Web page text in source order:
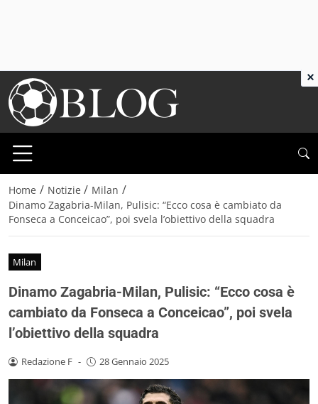
Home / Notizie / Milan /
Dinamo Zagabria-Milan, Pulisic: “Ecco cosa è cambiato da
Fonseca a Conceicao”, poi svela l’obiettivo della squadra
Milan
Dinamo Zagabria-Milan, Pulisic: “Ecco cosa è
cambiato da Fonseca a Conceicao”, poi svela
l’obiettivo della squadra
Redazione F - 28 Gennaio 2025
×